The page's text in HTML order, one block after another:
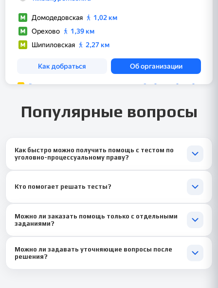
Популярные вопросы
Как быстро можно получить помощь с тестом по
уголовно-процессуальному праву?
выполняем от 1 часа ⚡.
Кто помогает решать тесты?
правильно разбирать вопросы и выбирать подходящие
решения ⚖️.
Можно ли заказать помощь только с отдельными
заданиями?
полным тестом.
Можно ли задавать уточняющие вопросы после
решения?